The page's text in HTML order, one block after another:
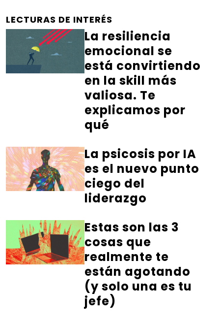
LECTURAS DE INTERÉS
La resiliencia
emocional se
está convirtiendo
en la skill más
valiosa. Te
explicamos por
qué
La psicosis por IA
es el nuevo punto
ciego del
liderazgo
Estas son las 3
cosas que
realmente te
están agotando
(y solo una es tu
jefe)